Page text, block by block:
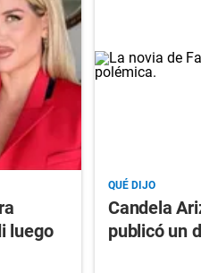
luego
QUÉ DIJO
Candela
publicó un